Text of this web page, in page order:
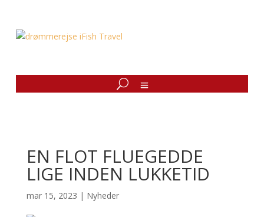
EN FLOT FLUEGEDDE
LIGE INDEN LUKKETID
mar 15, 2023 | Nyheder